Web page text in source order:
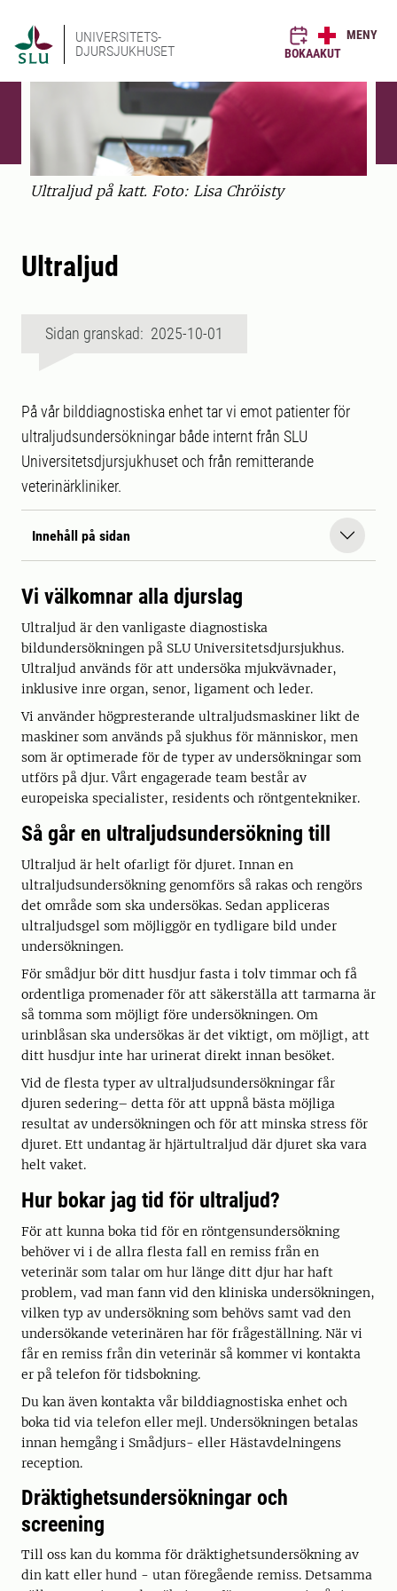
UNIVERSITETS-
DJURSJUKHUSET
BOKAAKUT
MENY
Ultraljud på katt. Foto: Lisa Chröisty
Ultraljud
Sidan granskad: 2025-10-01
På vår bilddiagnostiska enhet tar vi emot patienter för
ultraljudsundersökningar både internt från SLU
Universitetsdjursjukhuset och från remitterande
veterinärkliniker.
Innehåll på sidan
Vi välkomnar alla djurslag
Ultraljud är den vanligaste diagnostiska
bildundersökningen på SLU Universitetsdjursjukhus.
Ultraljud används för att undersöka mjukvävnader,
inklusive inre organ, senor, ligament och leder.
Vi använder högpresterande ultraljudsmaskiner likt de
maskiner som används på sjukhus för människor, men
som är optimerade för de typer av undersökningar som
utförs på djur. Vårt engagerade team består av
europeiska specialister, residents och röntgentekniker.
Så går en ultraljudsundersökning till
Ultraljud är helt ofarligt för djuret. Innan en
ultraljudsundersökning genomförs så rakas och rengörs
det område som ska undersökas. Sedan appliceras
ultraljudsgel som möjliggör en tydligare bild under
undersökningen.
För smådjur bör ditt husdjur fasta i tolv timmar och få
ordentliga promenader för att säkerställa att tarmarna är
så tomma som möjligt före undersökningen. Om
urinblåsan ska undersökas är det viktigt, om möjligt, att
ditt husdjur inte har urinerat direkt innan besöket.
Vid de flesta typer av ultraljudsundersökningar får
djuren sedering– detta för att uppnå bästa möjliga
resultat av undersökningen och för att minska stress för
djuret. Ett undantag är hjärtultraljud där djuret ska vara
helt vaket.
Hur bokar jag tid för ultraljud?
För att kunna boka tid för en röntgensundersökning
behöver vi i de allra flesta fall en remiss från en
veterinär som talar om hur länge ditt djur har haft
problem, vad man fann vid den kliniska undersökningen,
vilken typ av undersökning som behövs samt vad den
undersökande veterinären har för frågeställning. När vi
får en remiss från din veterinär så kommer vi kontakta
er på telefon för tidsbokning.
Du kan även kontakta vår bilddiagnostiska enhet och
boka tid via telefon eller mejl. Undersökningen betalas
innan hemgång i Smådjurs- eller Hästavdelningens
reception.
Dräktighetsundersökningar och
screening
Till oss kan du komma för dräktighetsundersökning av
din katt eller hund - utan föregående remiss. Detsamma